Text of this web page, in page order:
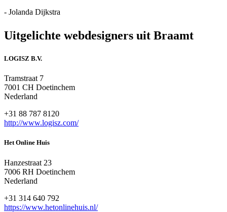
- Jolanda Dijkstra
Uitgelichte webdesigners uit Braamt
LOGISZ B.V.
Tramstraat 7
7001 CH Doetinchem
Nederland
+31 88 787 8120
http://www.logisz.com/
Het Online Huis
Hanzestraat 23
7006 RH Doetinchem
Nederland
+31 314 640 792
https://www.hetonlinehuis.nl/